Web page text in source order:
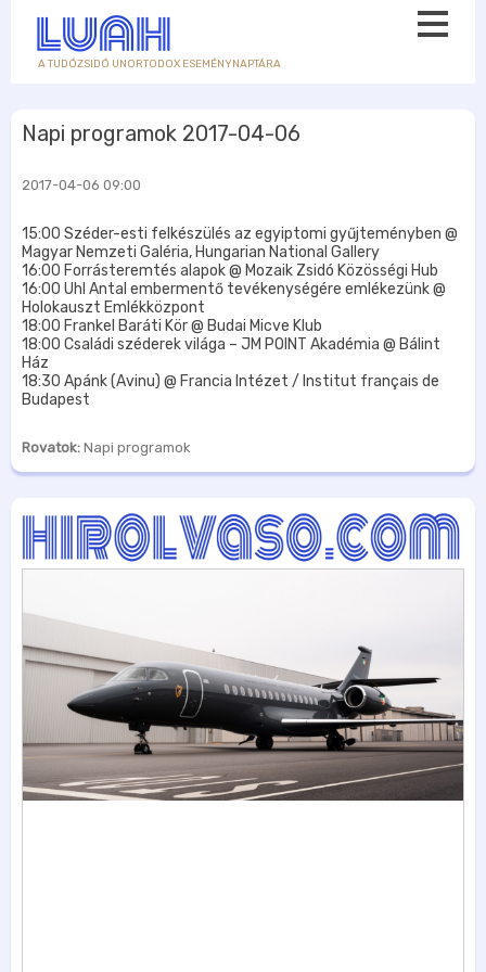
A TUDÓZSIDÓ UNORTODOX ESEMÉNYNAPTÁRA
Napi programok 2017-04-06
2017-04-06 09:00
15:00 Széder-esti felkészülés az egyiptomi gyűjteményben @
Magyar Nemzeti Galéria, Hungarian National Gallery
16:00 Forrásteremtés alapok @ Mozaik Zsidó Közösségi Hub
16:00 Uhl Antal embermentő tevékenységére emlékezünk @
Holokauszt Emlékközpont
18:00 Frankel Baráti Kör @ Budai Micve Klub
18:00 Családi széderek világa – JM POINT Akadémia @ Bálint
Ház
18:30 Apánk (Avinu) @ Francia Intézet / Institut français de
Budapest
Rovatok: Napi programok